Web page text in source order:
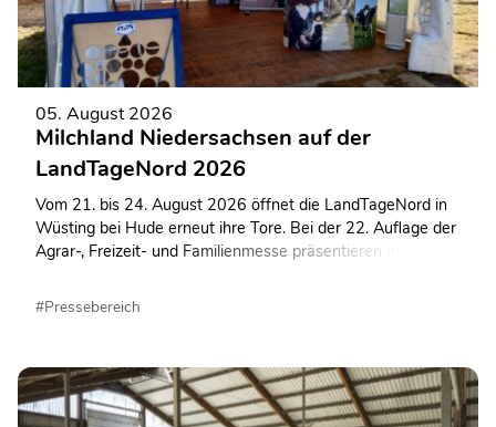
05. August 2026
Milchland Niedersachsen auf der
LandTageNord 2026
Vom 21. bis 24. August 2026 öffnet die LandTageNord in
Wüsting bei Hude erneut ihre Tore. Bei der 22. Auflage der
Agrar-, Freizeit- und Familienmesse präsentieren mehr als
rund 130.000 Quadratmeter großen
Mitmachangebot vertreten.
#Pressebereich